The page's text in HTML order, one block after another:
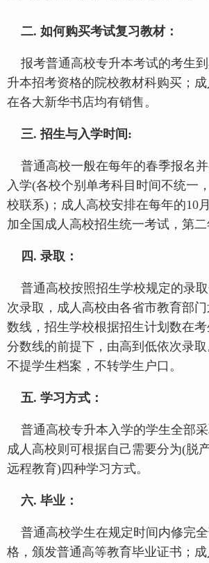
二. 如何购买考试复习教材：
报考普通高校专升本考试的考生
升本招考资格的院校教材科购买；
在各大新华书店均有销售。
三. 招生与入学时间:
普通高校一般在每年的春季报名
入学(各校个别单考科目时间不统一
校联系)；成人高校安排在每年的10
加全国成人高校招生统一考试，第
四. 录取：
普通高校按照招生学校规定的录
次录取，成人高校由各省市教育部
数线，招生学校根据招生计划数在
分数线的前提下，由高到低依次录
不提学生档案，不转学生户口。
五. 学习方式：
普通高校专升本入学的学生全部采
成人高校则可根据自己需要分为(脱
远程教育)四种学习方式。
六. 毕业：
普通高校学生在规定时间内修完
格，颁发普通高等教育毕业证书；